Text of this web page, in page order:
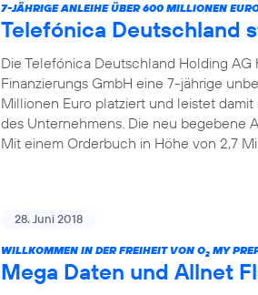
7-JÄHRIGE ANLEIHE ÜBER 600 MILLIONEN
Telefónica Deutschland
Die Telefónica Deutschland Holding
Finanzierungs GmbH eine 7-jährige
Millionen Euro platziert und leistet
des Unternehmens. Die neu begebene
Mit einem Orderbuch in Höhe von 2,7
28. Juni 2018
WILLKOMMEN IN DER FREIHEIT VON O2 MY
Mega Daten und Allnet